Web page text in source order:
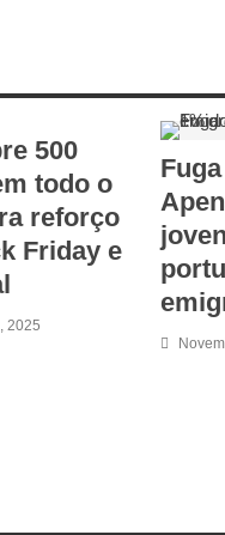
500
todo o
reforço
Friday e
2025